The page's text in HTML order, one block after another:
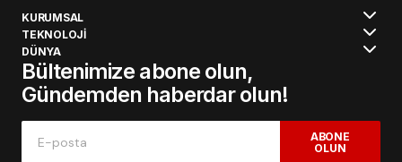
KURUMSAL
TEKNOLOJİ
DÜNYA
Bültenimize abone olun,
Gündemden haberdar olun!
ABONE
OLUN